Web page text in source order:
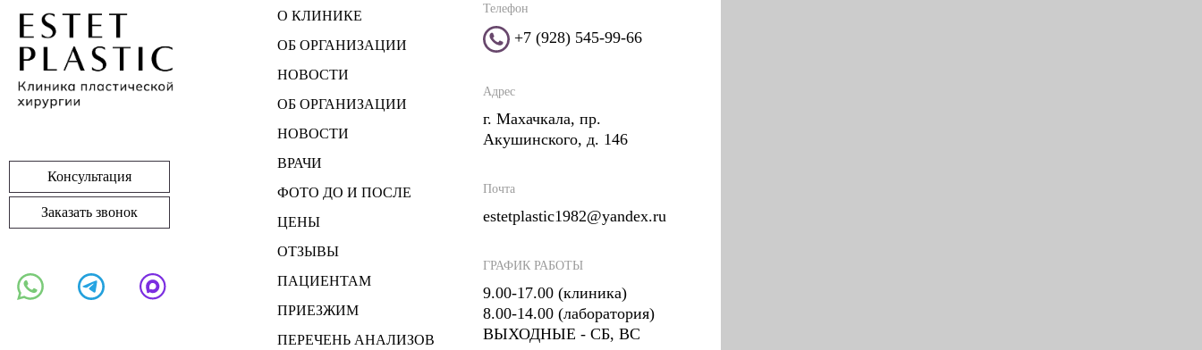
Консультация
Заказать звонок
О КЛИНИКЕ
ОБ ОРГАНИЗАЦИИ
НОВОСТИ
ОБ ОРГАНИЗАЦИИ
НОВОСТИ
ВРАЧИ
ФОТО ДО И ПОСЛЕ
ЦЕНЫ
ОТЗЫВЫ
ПАЦИЕНТАМ
ПРИЕЗЖИМ
ПЕРЕЧЕНЬ АНАЛИЗОВ
Телефон
+7 (928) 545-99-66
Адрес
г. Махачкала, пр.
Акушинского, д. 146
Почта
estetplastic1982@yandex.ru
ГРАФИК РАБОТЫ
9.00-17.00 (клиника)
8.00-14.00 (лаборатория)
ВЫХОДНЫЕ - СБ, ВС